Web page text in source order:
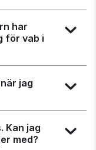
har
för vab i
jag
Kan jag
med?